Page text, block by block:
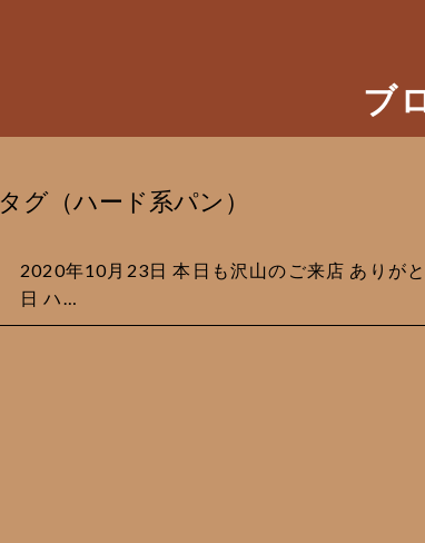
ブ
タグ（ハード系パン）
2020年10月23日 本日も沢山のご来店 ありが
日 ハ…